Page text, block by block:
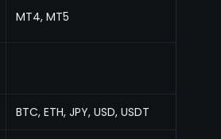
MT4, MT5
BTC, ETH, JPY, USD, USDT